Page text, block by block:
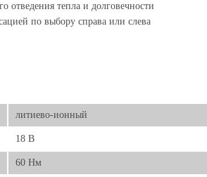
отведения тепла и долговечности
по выбору справа или слева
литиево-ионный
18 В
60 Нм